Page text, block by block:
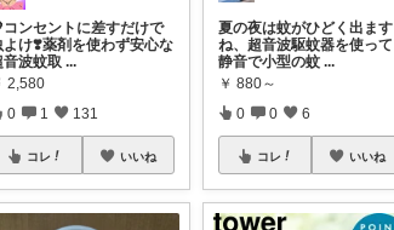
コンセントに差すだけで
よけ❣️薬剤を使わず安心な
音波蚊取 ...
2,580
0 1 131
コレ いいね
夏の夜は蚊がひどく出ます
ね、超音波駆蚊器を使って
静音で小型の蚊 ...
￥ 880～
0 0 6
コレ いいね